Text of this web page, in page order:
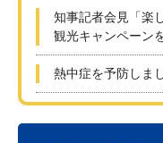
知事記者会見「楽
観光キャンペーン
熱中症を予防しま